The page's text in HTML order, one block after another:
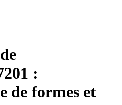
:
de formes et